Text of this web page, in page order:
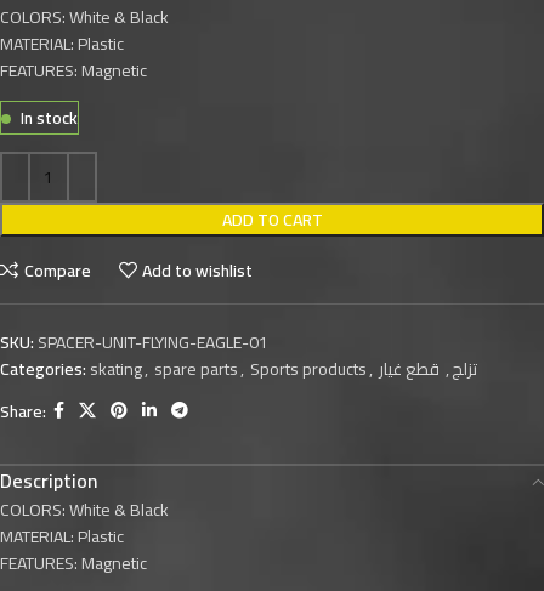
COLORS: White & Black
MATERIAL: Plastic
FEATURES: Magnetic
In stock
ADD TO CART
Compare
Add to wishlist
SKU:SPACER-UNIT-FLYING-EAGLE-01
Categories:skating, spare parts, Sports products, تزلج, قطع غيار
Share:
Description
COLORS: White & Black
MATERIAL: Plastic
FEATURES: Magnetic